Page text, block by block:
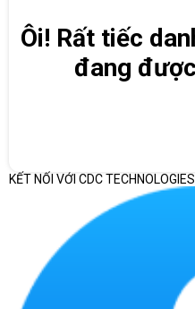
Ôi! Rất tiếc
đang
KẾT NỐI VỚI CDC TECHNOLOGIES